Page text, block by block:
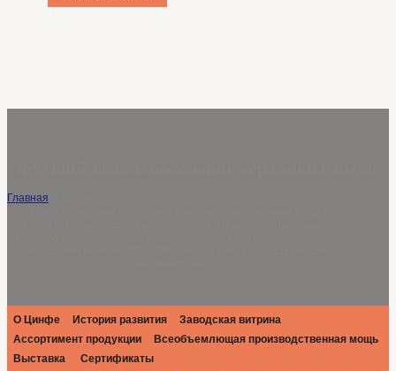
Главная
О Цинфе История развития
Заводская витрина
Ассортимент продукции
Всеобъемлющая производственная мощь
Выставка
Сертификаты